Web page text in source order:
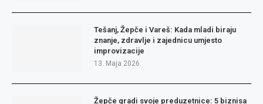
Tešanj, Žepče i Vareš: Kada mladi biraju
znanje, zdravlje i zajednicu umjesto
improvizacije
13. Maja 2026.
Žepče gradi svoje preduzetnice: 5 biznisa